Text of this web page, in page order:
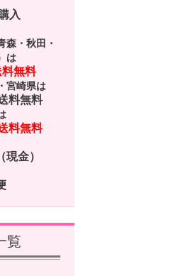
入
森・秋田・
は
料無料
宮崎県は
料無料
料無料
現金）
覧